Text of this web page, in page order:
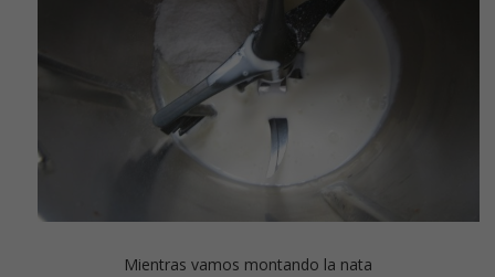
Mientras vamos montando la nata